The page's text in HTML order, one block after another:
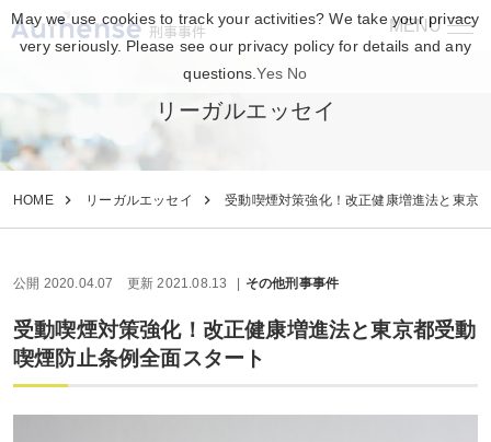
MENU
刑事事件
リーガルエッセイ
HOME リーガルエッセイ 受動喫煙対策強化！改正健康増進法と東京
公開 2020.04.07 更新 2021.08.13 その他刑事事件
受動喫煙対策強化！改正健康増進法と東京都受動
喫煙防止条例全面スタート
May we use cookies to track your activities? We take your privacy
very seriously. Please see our privacy policy for details and any
questions.Yes No